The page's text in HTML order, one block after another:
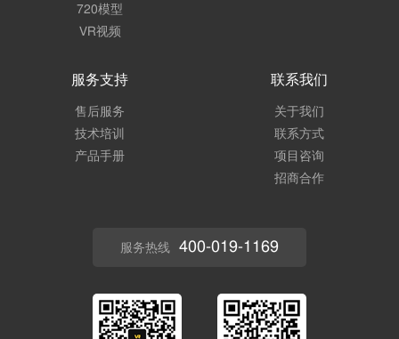
720模型
VR视频
服务支持
售后服务
技术培训
产品手册
联系我们
关于我们
联系方式
项目咨询
招商合作
服务热线 400-019-1169